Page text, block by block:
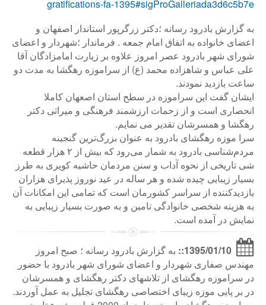
gratifications-fa-1395#sigProGalleriada3d6c5b7e
به گزارش بادرود رسانه ؛دکتر زرگرپور استاندار اصفهان و
اعضای خانواده به اتفاق امام جمعه . فرماندار ؛شهردار و اعضای
شورای شهر بادرود عصر امروز علاوه بر زیارت امامزادگان آقا
علی عباس و شاهزاده محمد (ع) از سراموزه رهگشا به مدت دو
ساعت بازدید نمودند.
ایشان گفت این سراموزه در سطح استان اصعهان کاملا
انحصاری است و از زحمات ارزشمند فرهنگی و میراثی دکتر
رهگشا و همسرشان تقدیر می نمایم.
سرا موزه رهگشای بادرود به عنوان بزرگ‌ترین گنجینه
مردم‌شناسی بادرود به شمار می‌رود که بیش از ۲ هزار قطعه
شی تاریخی از نحوه آداب و سنن مردمان حاشیه کویری به طرز
بسیار زیبایی چیده شده و هر ساله در عید نوروز پذیرای هزاران
بازدیدکننده از سراسر کشورمان است که تمامی این امکانات آن
به هزینه شخصی خانوادگی تامین و به صورت بسیار زیبایی به
نمایش در آمده است.
1395/01/10::
به گزارش بادرود رسانه ؛ صبح امروز
مهندس صفاری شهردار و اعضای شورای شهر بادرود با حضور
در سراموزه رهگشای از تلاشهای دکتر رهگشای و همسرشان
در بر پایی موزه زیبای اختصاصی رهگشای تجلیل به عمل آوردند.